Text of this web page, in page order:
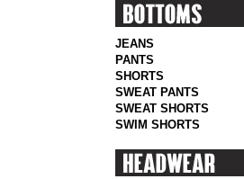
JEANS
PANTS
SHORTS
SWEAT PANTS
SWEAT SHORTS
SWIM SHORTS